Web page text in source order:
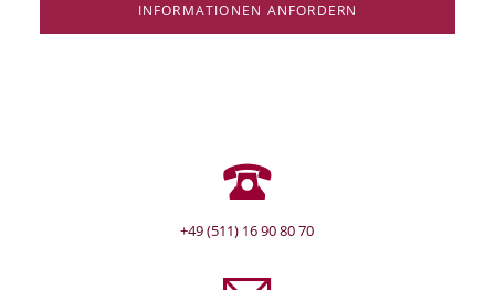
INFORMATIONEN ANFORDERN
+49 (511) 16 90 80 70